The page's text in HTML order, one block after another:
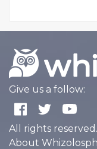
Give us a follow:
All rights
About